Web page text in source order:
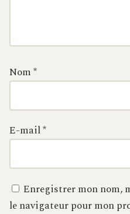
Nom*
E-mail*
Enregistrer mon nom,
le navigateur pour mon